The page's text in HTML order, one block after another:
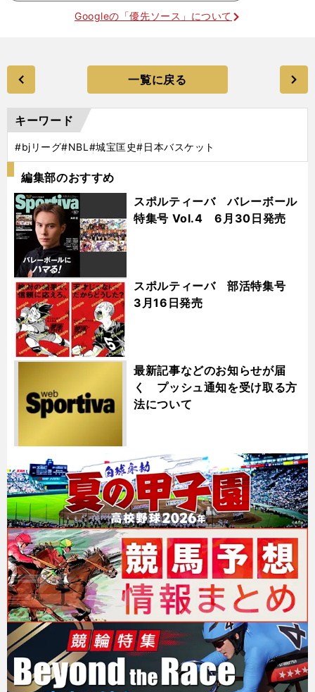
Googleの「優先ソース」について
一覧に戻る
キーワード
#bjリーグ#NBL #城宝匡史#日本バスケット
編集部のおすすめ
スポルティーバ バレーボール
特集号 Vol.4 6月30日発売
スポルティーバ 部活特集号
3月16日発売
最新記事などのお知らせが届
く プッシュ通知を受け取る方
法について